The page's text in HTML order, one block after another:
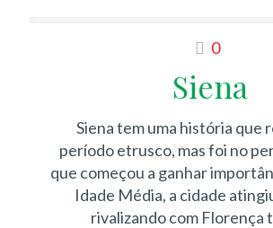
0
Siena
Siena tem uma história que
período etrusco, mas foi no
que começou a ganhar
Idade Média, a cidade
rivalizando com Florença